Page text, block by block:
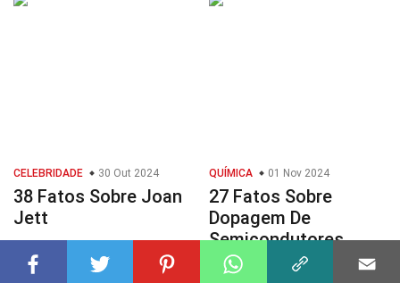
CELEBRIDADE 30 Out 2024
38 Fatos Sobre Joan
Jett
QUÍMICA 01 Nov 2024
27 Fatos Sobre
Dopagem De
Semicondutores